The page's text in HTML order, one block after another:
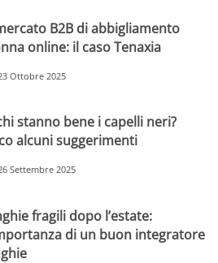
B2B di abbigliamento
online: il caso Tenaxia
Ottobre 2025
stanno bene i capelli neri?
alcuni suggerimenti
Settembre 2025
fragili dopo l’estate:
di un buon integratore